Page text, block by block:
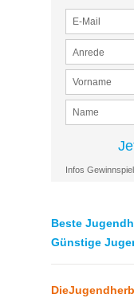
Infos
Beste
Günstige